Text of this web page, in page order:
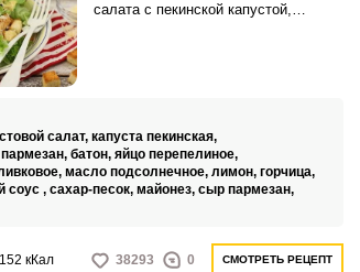
салата с пекинской капустой,
каждый сам для себя в собственной
тарелке.
салат, капуста пекинская,
батон, яйцо перепелиное,
масло подсолнечное, лимон, горчица,
соус , сахар-песок, майонез, сыр пармезан,
152 кКал 38293 0 СМОТРЕТЬ РЕЦЕПТ